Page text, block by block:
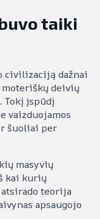
taiki
civilizaciją dažnai
deivių
Tokį įspūdį
vaizduojamos
šuoliai per
masyvių
kai kurių
teorija
apsaugojo